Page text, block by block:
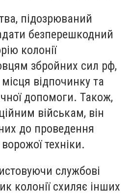
підозрюваний
безперешкодний
колонії
збройних сил рф,
відпочинку та
допомоги. Також,
військам, він
до проведення
техніки.
службові
колонії схиляє інших